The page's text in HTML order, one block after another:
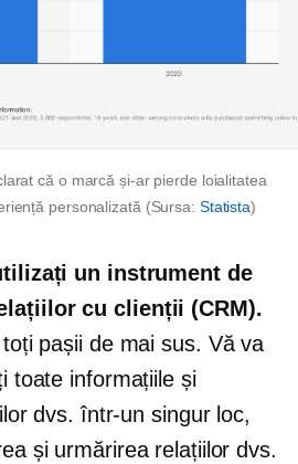
că o marcă și-ar pierde loialitatea
personalizată (Sursa: Statista)
un instrument de
cu clienții (CRM).
pașii de mai sus. Vă va
toate informațiile și
dvs. într-un singur loc,
și urmărirea relațiilor dvs.